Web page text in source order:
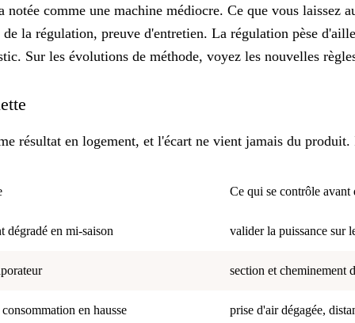
comme une machine médiocre. Ce que vous laissez
la régulation, preuve d'entretien. La régulation pèse
Sur les évolutions de méthode, voyez les nouvelles
résultat en logement, et l'écart ne vient jamais du
Ce qui se contrôle avant
dégradé en mi-saison valider la puissance sur
section et cheminement
en hausse prise d'air dégagée,